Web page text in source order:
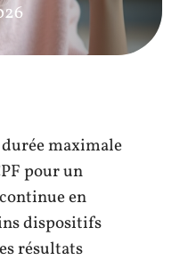
maximale
pour un
en
dispositifs
résultats